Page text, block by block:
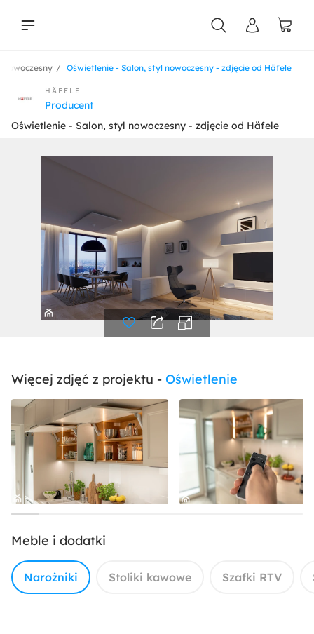
Oświetlenie - Salon, styl nowoczesny - zdjęcie od Häfele
nowoczesny
HÄFELE
Producent
Oświetlenie - Salon, styl nowoczesny - zdjęcie od Häfele
Więcej zdjęć z projektu - Oświetlenie
Meble i dodatki
Narożniki Stoliki kawowe Szafki RTV